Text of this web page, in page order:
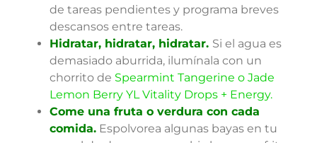
de tareas pendientes y programa breves
descansos entre tareas.
Hidratar, hidratar, hidratar. Si el agua es
demasiado aburrida, ilumínala con un
chorrito de Spearmint Tangerine o Jade
Lemon Berry YL Vitality Drops + Energy.
Come una fruta o verdura con cada
comida. Espolvorea algunas bayas en tu